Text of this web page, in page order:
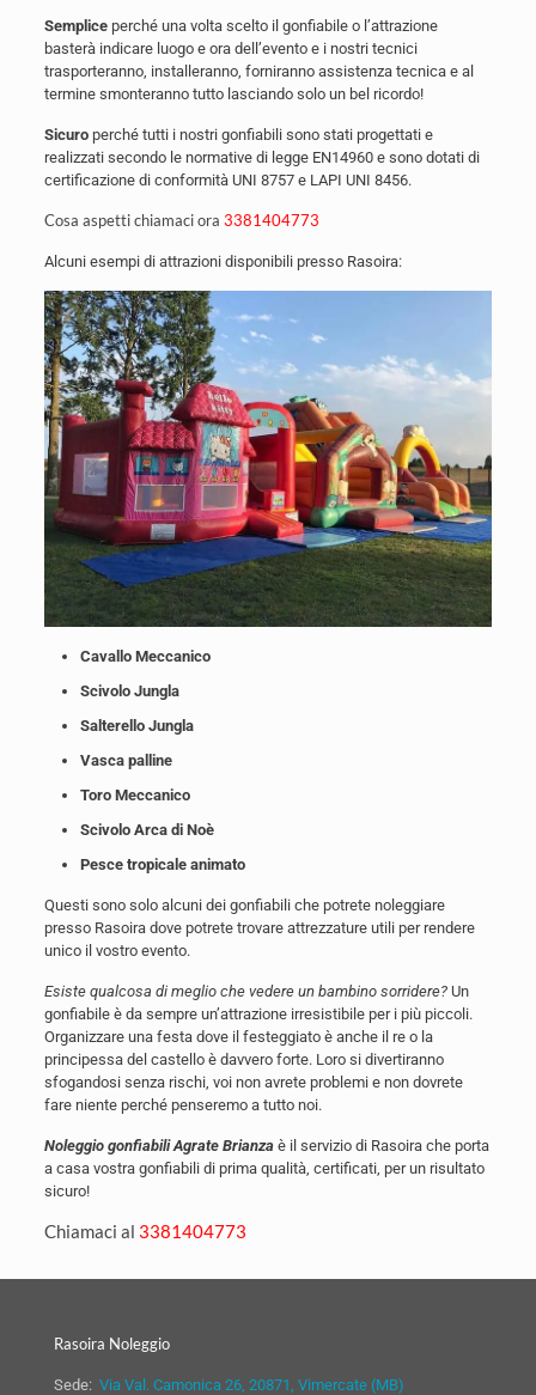
Sempliceperché una volta scelto il gonfiabile o l’attrazione
basterà indicare luogo e ora dell’evento e i nostri tecnici
trasporteranno, installeranno, forniranno assistenza tecnica e al
termine smonteranno tutto lasciando solo un bel ricordo!
Sicuroperché tutti i nostri gonfiabili sono stati progettati e
realizzati secondo le normative di legge EN14960 e sono dotati di
certificazione di conformità UNI 8757 e LAPI UNI 8456.
Cosa aspetti chiamaci ora 3381404773
Alcuni esempi di attrazioni disponibili presso Rasoira:
Cavallo Meccanico
Scivolo Jungla
Salterello Jungla
Vasca palline
Toro Meccanico
Scivolo Arca di Noè
Pesce tropicale animato
Questi sono solo alcuni dei gonfiabili che potrete noleggiare
presso Rasoira dove potrete trovare attrezzature utili per rendere
unico il vostro evento.
Esiste qualcosa di meglio che vedere un bambino sorridere?Un
gonfiabile è da sempre un’attrazione irresistibile per i più piccoli.
Organizzare una festa dove il festeggiato è anche il re o la
principessa del castello è davvero forte. Loro si divertiranno
sfogandosi senza rischi, voi non avrete problemi e non dovrete
fare niente perché penseremo a tutto noi.
Noleggio gonfiabili Agrate Brianzaè il servizio di Rasoira che porta
a casa vostra gonfiabili di prima qualità, certificati, per un risultato
sicuro!
Chiamaci al 3381404773
Rasoira Noleggio
Sede: Via Val. Camonica 26, 20871, Vimercate (MB)